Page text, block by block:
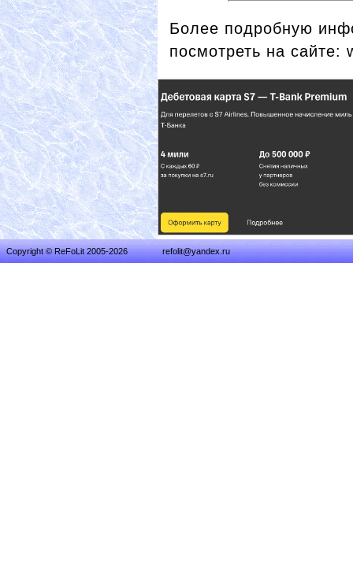
Более подробную
посмотреть на сайте:
Copyright © ReFoLit 2005-2026 refolit@yandex.ru